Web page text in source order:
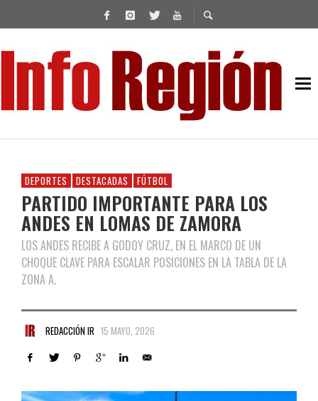
DEPORTES DESTACADAS FÚTBOL
PARTIDO IMPORTANTE PARA LOS
ANDES EN LOMAS DE ZAMORA
LOS ANDES RECIBE A GODOY CRUZ, EN EL MARCO DE UN
CHOQUE CLAVE PARA ESCALAR POSICIONES EN LA TABLA DE LA
ZONA A.
REDACCIÓN IR 15 MAYO, 2026